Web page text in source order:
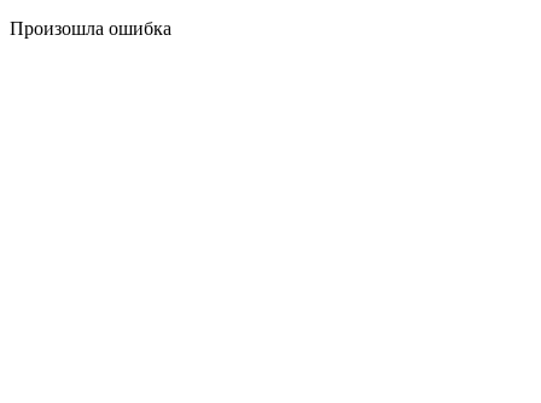
Произошла ошибка